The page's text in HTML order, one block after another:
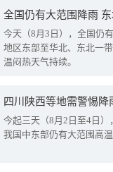
全国仍有大范围降雨
今天（8月3日），全国仍
地区东部至华北、东北一
温闷热天气持续。
今起三天（8月2日至4日
我国中东部仍有大范围高